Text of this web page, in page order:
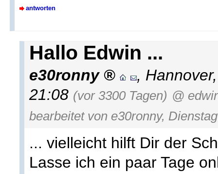
antworten
Hallo Edwin ...
e30ronny , Hannover
21:08 (vor 3300 Tagen) @
bearbeitet von e30ronny,
... vielleicht hilft Dir der
Lasse ich ein paar Tage